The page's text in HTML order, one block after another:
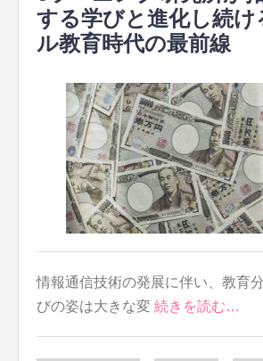
する学びと進化し続け
ル教育時代の最前線
情報通信技術の発展に伴い、教育
びの姿は大きな変 続きを読む…